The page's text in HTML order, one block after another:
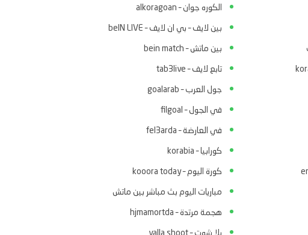
الكوره جوان – alkoragoan
بين لايف – بي ان لايف – beIN LIVE
بين ماتش – bein match
تابع لايف – tab3live
جول العرب – goalarab
في الجول – filgoal
في العارضة – fel3arda
كورابيا – korabia
كورة اليوم – kooora today
مباريات اليوم بث مباشر بين ماتش
هجمة مرتدة – hjmamortda